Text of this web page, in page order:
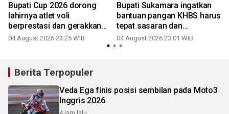
Bupati Cup 2026 dorong
lahirnya atlet voli
berprestasi dan gerakkan
ekonomi daerah
04 August 2026 23:25 WIB
Bupati Sukamara ingatkan
bantuan pangan KHBS harus
tepat sasaran dan
transparan
04 August 2026 23:01 WIB
Berita Terpopuler
Veda Ega finis posisi sembilan pada Moto3
Inggris 2026